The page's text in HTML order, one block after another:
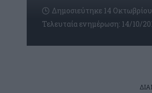
Τελευταία ενημέρωση: 14/10/
Δημοσιεύτηκε 14 Οκτωβρίου